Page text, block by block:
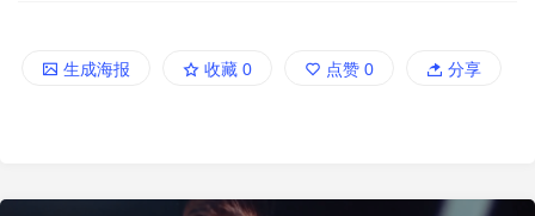
生成海报 收藏 0 点赞 0 分享